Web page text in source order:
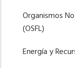
Organismos
(OSFL)
Energía y